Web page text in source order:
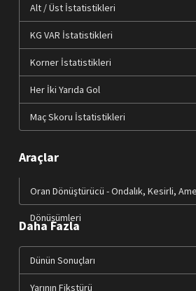
Alt / Üst İstatistikleri
KG VAR İstatistikleri
Korner İstatistikleri
Her İki Yarıda Gol
Maç Skoru İstatistikleri
Araçlar
Oran Dönüştürücü - Ondalık, Kesirli,
Dönüşümleri
Daha Fazla
Dünün Sonuçları
Yarının Fikstürü